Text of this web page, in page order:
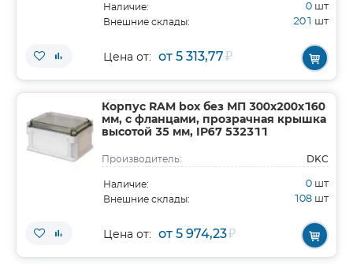
Наличие: 0 шт
Внешние склады: 201 шт
Цена от: от 5 313,77₽
Корпус RAM box без МП 300х200х160
мм, с фланцами, прозрачная крышка
высотой 35 мм, IP67 532311
Производитель: DKC
Наличие: 0 шт
Внешние склады: 108 шт
Цена от: от 5 974,23₽